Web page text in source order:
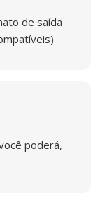
de saída
poderá,